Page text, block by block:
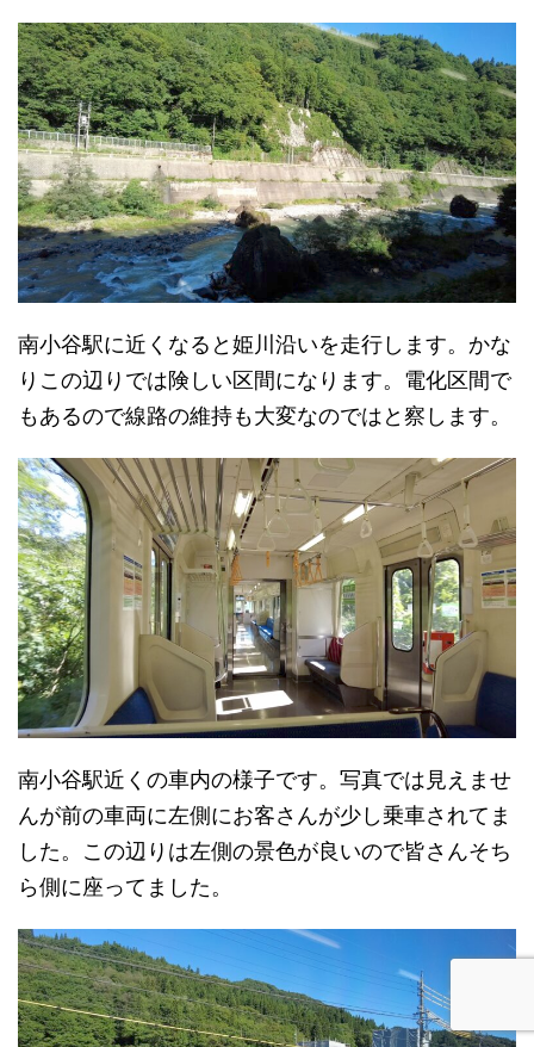
南小谷駅に近くなると姫川沿いを走行します。かな
りこの辺りでは険しい区間になります。電化区間で
もあるので線路の維持も大変なのではと察します。
南小谷駅近くの車内の様子です。写真では見えませ
んが前の車両に左側にお客さんが少し乗車されてま
した。この辺りは左側の景色が良いので皆さんそち
ら側に座ってました。